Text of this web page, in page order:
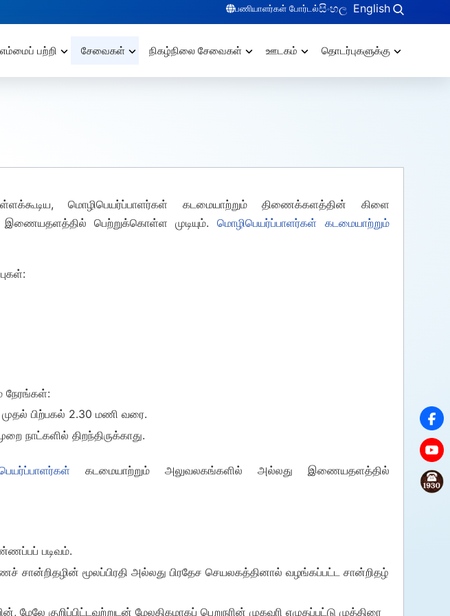
பணியாளர்கள் போர்டல்සිංහල English
எம்மைப் பற்றி சேவைகள் நிகழ்நிலை சேவைகள் ஊடகம் தொடர்புகளுக்கு
மொழிபெயர்ப்பாளர்கள் கடமையாற்றும் திணைக்களத்தின் கிளை
பெற்றுக்கொள்ள முடியும். மொழிபெயர்ப்பாளர்கள் கடமையாற்றும்
பிற்பகல் 2.30 மணி வரை.
நாட்களில் திறந்திருக்காது.
கடமையாற்றும் அலுவலகங்களில் அல்லது இணையதளத்தில்
படிவம்.
சான்றிதழின் மூலப்பிரதி அல்லது பிரதேச செயலகத்தினால் வழங்கப்பட்ட சான்றிதழ்
குறிப்பிட்டவற்றுடன் மேலதிகமாகப் பெறுநரின் முகவரி எழுதப்பட்டு முத்திரை